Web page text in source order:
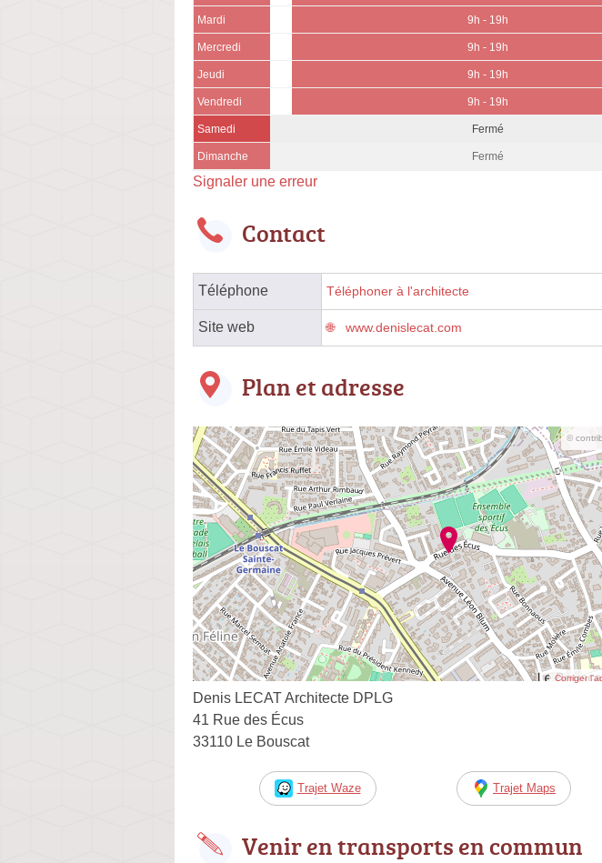
Mardi 9h - 19h
Mercredi 9h - 19h
Jeudi 9h - 19h
Vendredi 9h - 19h
Samedi Fermé
Dimanche Fermé
Signaler une erreur
Contact
Téléphone Téléphoner à l'architecte
Site web www.denislecat.com
Plan et adresse
©
Corriger
Denis LECAT Architecte DPLG
41 Rue des Écus
33110 Le Bouscat
Trajet Waze Trajet Maps
Venir en transports en commun